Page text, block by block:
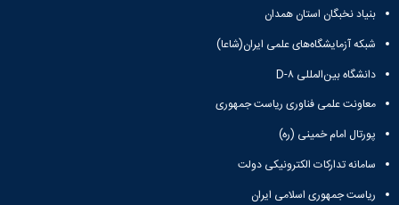
کارکنان
مصالح
آزمایشگاه
آزمایشگاه
باستان
شناسی
آزمایشگاه
ربات
و
کارگروه
اخلاق
در
کرسی
نظریه
دانشگاه
های
هیات
علمی
سایر
آیین
نامه
ها
بنیاد نخبگان استان همدان
شبکه آزمایشگاه‌های علمی ایران(شاعا)
دانشگاه بین‌المللی D-۸
معاونت علمی فناوری ریاست جمهوری
پورتال امام خمینی (ره)
سامانه تدارکات الکترونیکی دولت
ریاست جمهوری اسلامی ایران